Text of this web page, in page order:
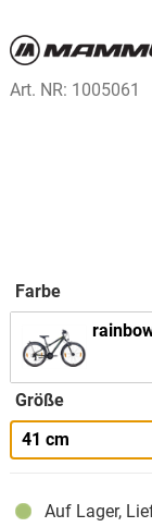
Art. NR: 1005061
Farbe
Größe
41 cm
Auf Lager,